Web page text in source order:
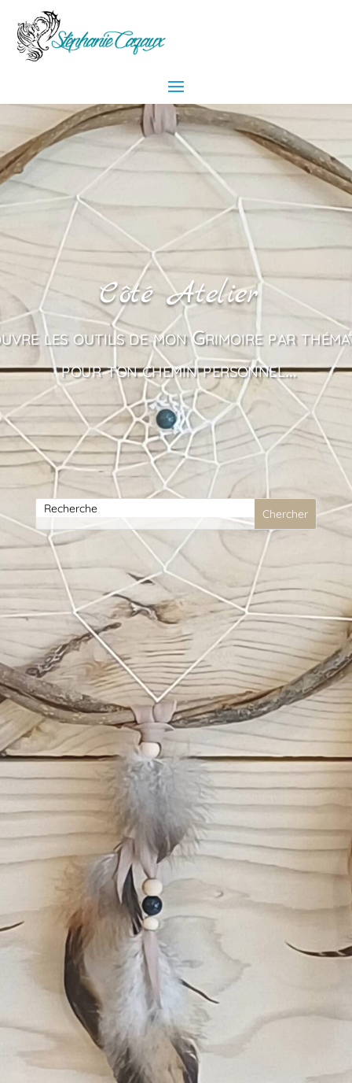
Côté Atelier
les outils de mon Grimoire par
pour ton chemin personnel…